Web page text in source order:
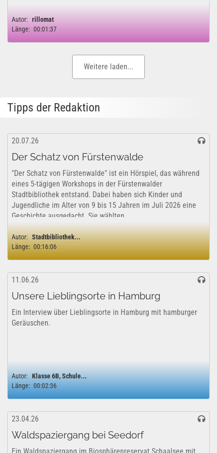
Autor: rillomat
Länge: 00:01:37
Weitere laden...
Tipps der Redaktion
20.07.26
Der Schatz von Fürstenwalde
"Der Schatz von Fürstenwalde" ist ein Hörspiel, das während
eines 5-tägigen Workshops in der Fürstenwalder
Stadtbibliothek entstand. Dabei haben sich Kinder und
Jugendliche im Alter von 9 bis 15 Jahren im Juli 2026 eine
Geschichte ausgedacht. Sie wählten...
Autor: Stadtbibliothek...
Länge: 00:16:06
11.06.26
Unsere Lieblingsorte in Hamburg
Ein Interview über Lieblingsorte in Hamburg mit hamburger
Geräuschen.
Autor: Klasse 6B, Schule...
Länge: 00:02:36
23.04.26
Waldspaziergang bei Seedorf